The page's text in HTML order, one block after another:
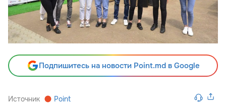
Подпишитесь на новости Point.md в Google
Источник Point